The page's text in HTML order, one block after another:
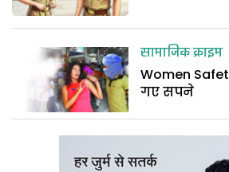
सामाजिक क्राइम
Women
गए सपने